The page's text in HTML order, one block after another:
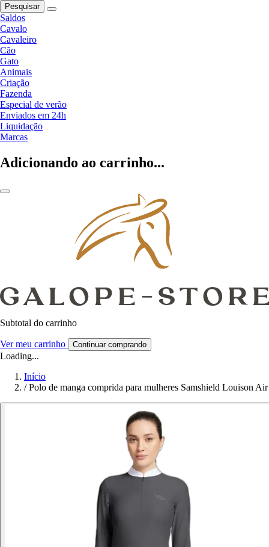
Pesquisar
Saldos
Cavalo
Cavaleiro
Cão
Gato
Animais
Criação
Fazenda
Especial de verão
Enviados em 24h
Liquidação
Marcas
Adicionando ao carrinho...
Subtotal do carrinho
Ver meu carrinho Continuar comprando
Loading...
Início
/ Polo de manga comprida para mulheres Samshield Louison Air